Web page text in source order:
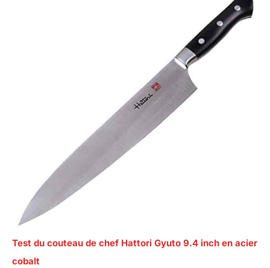
Test du couteau de chef Hattori Gyuto 9.4 inch en acier
cobalt